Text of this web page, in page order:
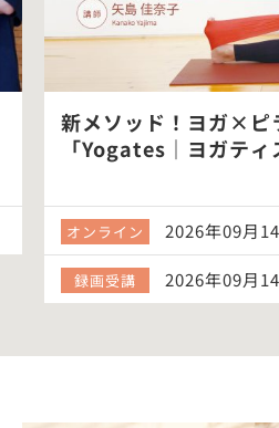
新メソッド！ヨガ×ピ
「Yogates｜ヨガテ
オンライン 2026年09月14
録画受講 2026年09月14